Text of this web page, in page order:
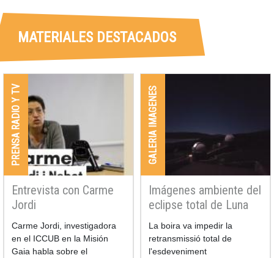
MATERIALES DESTACADOS
PRENSA RADIO Y TV
Entrevista con Carme
Jordi
Carme Jordi, investigadora
en el ICCUB en la Misión
Gaia habla sobre el
GALERIA IMAGENES
Imágenes ambiente del
eclipse total de Luna
21/01/2019
La boira va impedir la
retransmissió total de
l'esdeveniment